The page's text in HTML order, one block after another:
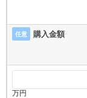
任意 購入金額
万円